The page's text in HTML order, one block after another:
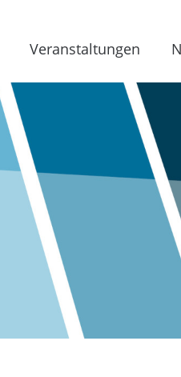
Veranstaltungen